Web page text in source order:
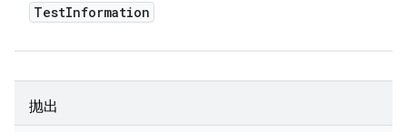
TestInformation
抛出